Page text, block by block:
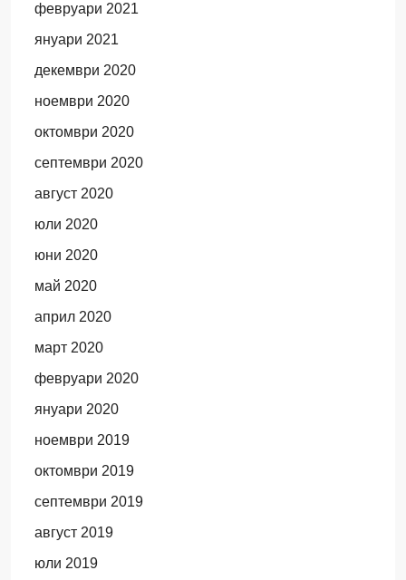
февруари 2021
януари 2021
декември 2020
ноември 2020
октомври 2020
септември 2020
август 2020
юли 2020
юни 2020
май 2020
април 2020
март 2020
февруари 2020
януари 2020
ноември 2019
октомври 2019
септември 2019
август 2019
юли 2019